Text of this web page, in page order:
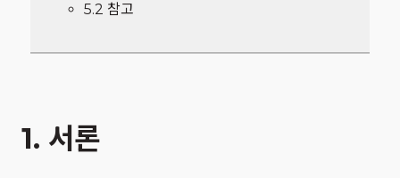
5.2 참고
1. 서론